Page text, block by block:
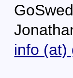
info (at)